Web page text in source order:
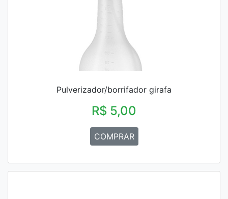
Pulverizador/borrifador girafa
R$ 5,00
COMPRAR